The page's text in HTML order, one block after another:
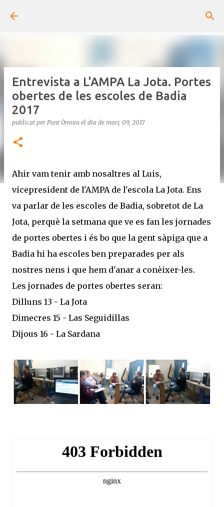
Entrevista a L'AMPA La Jota. Portes
obertes de les escoles de Badia
2017
publicat per Punt Òmnia el dia de març 09, 2017
Ahir vam tenir amb nosaltres al Luis,
vicepresident de l'AMPA de l'escola La Jota. Ens
va parlar de les escoles de Badia, sobretot de La
Jota, perquè la setmana que ve es fan les jornades
de portes obertes i és bo que la gent sàpiga que a
Badia hi ha escoles ben preparades per als
nostres nens i que hem d'anar a conèixer-les.
Les jornades de portes obertes seran:
Dilluns 13 - La Jota
Dimecres 15 - Las Seguidillas
Dijous 16 - La Sardana